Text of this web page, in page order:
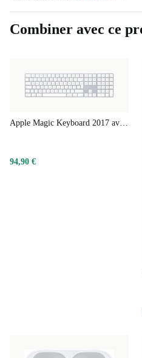
SSD de 1 To, le MacBook
est proche du MacBook Pro
se fait en un tour de main
écrans, des dongles en LAN,
Combiner avec ce
Apple Magic Keyboard 2017 avec pavé numérique
94,90 €